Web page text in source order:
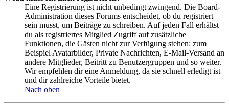
Eine Registrierung ist nicht unbedingt zwingend. Die Board-
Administration dieses Forums entscheidet, ob du registriert
sein musst, um Beiträge zu schreiben. Auf jeden Fall erhältst
du als registriertes Mitglied Zugriff auf zusätzliche
Funktionen, die Gästen nicht zur Verfügung stehen: zum
Beispiel Avatarbilder, Private Nachrichten, E-Mail-Versand an
andere Mitglieder, Beitritt zu Benutzergruppen und so weiter.
Wir empfehlen dir eine Anmeldung, da sie schnell erledigt ist
und dir zahlreiche Vorteile bietet.
Nach oben